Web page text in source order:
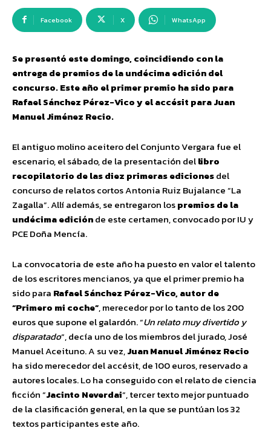
Facebook X WhatsApp
Se presentó este domingo, coincidiendo con la
entrega de premios de la undécima edición del
concurso. Este año el primer premio ha sido para
Rafael Sánchez Pérez-Vico y el accésit para Juan
Manuel Jiménez Recio.
El antiguo molino aceitero del Conjunto Vergara fue el
escenario, el sábado, de la presentación dellibro
recopilatorio de las diez primeras edicionesdel
concurso de relatos cortos Antonia Ruiz Bujalance “La
Zagalla”. Allí además, se entregaron lospremios de la
undécima ediciónde este certamen, convocado por IU y
PCE Doña Mencía.
La convocatoria de este año ha puesto en valor el talento
de los escritores mencianos, ya que el primer premio ha
sido para Rafael Sánchez Pérez-Vico, autor de
“Primero mi coche”, merecedor por lo tanto de los 200
euros que supone el galardón. “Un relato muy divertido y
disparatado“, decía uno de los miembros del jurado, José
Manuel Aceituno. A su vez,Juan Manuel Jiménez Recio
ha sido merecedor del accésit, de 100 euros, reservado a
autores locales. Lo ha conseguido con el relato de ciencia
ficción “Jacinto Neverdai“, tercer texto mejor puntuado
de la clasificación general, en la que se puntúan los 32
textos participantes este año.